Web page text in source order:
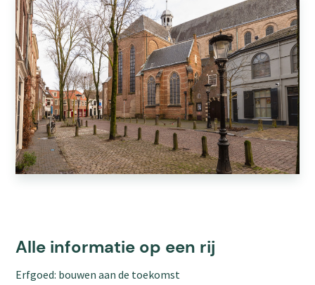
Alle informatie op een rij
Erfgoed: bouwen aan de toekomst